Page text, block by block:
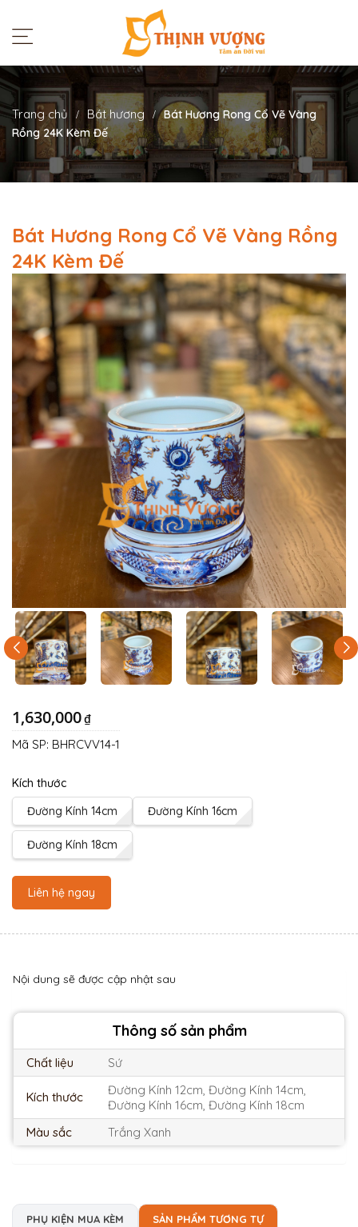
Trang chủ Bát hương
Bát Hương Rong Cổ Vẽ Vàng
Rồng 24K Kèm Đế
Bát Hương Rong Cổ Vẽ Vàng Rồng
24K Kèm Đế
1,630,000₫
Kích thước
Đường Kính 14cm
Đường Kính 16cm
Đường Kính 18cm
Liên hệ ngay
Mã SP: BHRCVV14-1
Thông số sản phẩm
Chất liệu Sứ
Kích thước
Đường Kính 12cm, Đường Kính 14cm,
Đường Kính 16cm, Đường Kính 18cm
Màu sắc
Trắng Xanh
Nội dung sẽ được cập nhật sau
PHỤ KIỆN MUA KÈM SẢN PHẨM TƯƠNG TỰ